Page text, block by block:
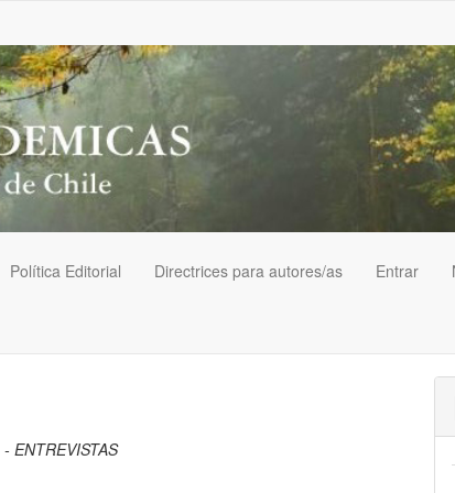
Política Editorial Directrices para autores/as Entrar
- ENTREVISTAS